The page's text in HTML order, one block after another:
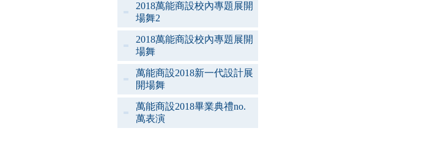
2018萬能商設校內專題展開
場舞2
2018萬能商設校內專題展開
場舞
萬能商設2018新一代設計展
開場舞
萬能商設2018畢業典禮no.
萬表演